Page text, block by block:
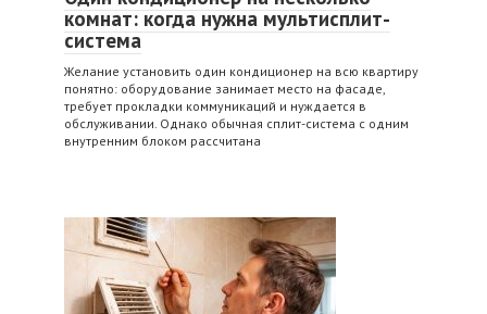
комнат: когда нужна мультисплит-
система
Желание установить один кондиционер на всю квартиру
понятно: оборудование занимает место на фасаде,
требует прокладки коммуникаций и нуждается в
обслуживании. Однако обычная сплит-система с одним
внутренним блоком рассчитана